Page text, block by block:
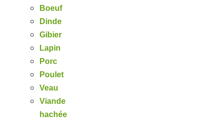
Boeuf
Dinde
Gibier
Lapin
Porc
Poulet
Veau
Viande
hachée